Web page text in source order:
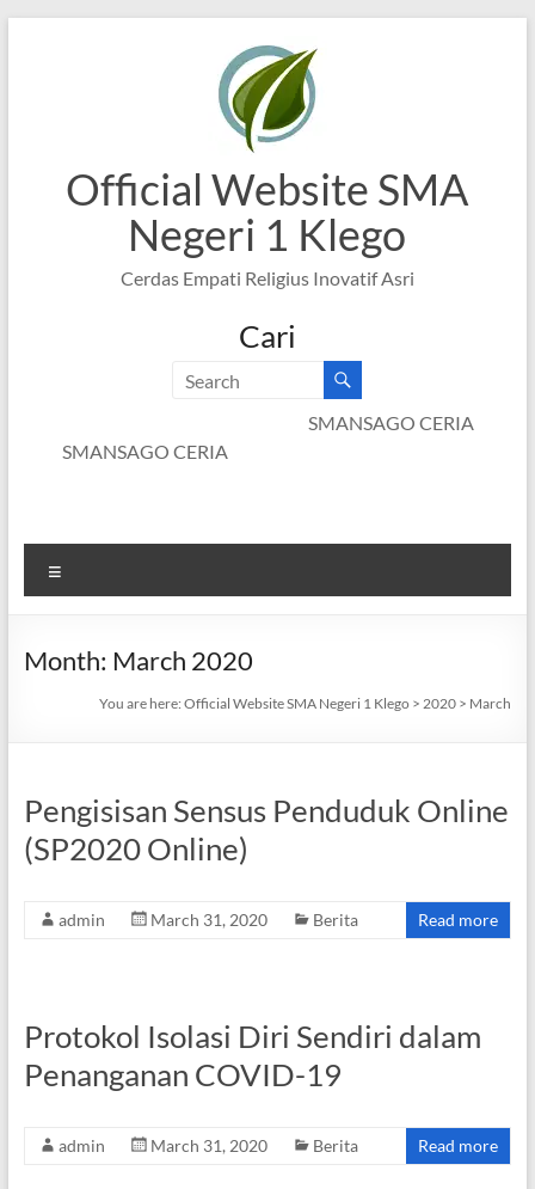
Official Website SMA
Negeri 1 Klego
Cerdas Empati Religius Inovatif Asri
Cari
SMANSAGO CERIA
SMANSAGO CERIA
Month: March 2020
You are here:Official Website SMA Negeri 1 Klego >2020 > March
Pengisisan Sensus Penduduk Online
(SP2020 Online)
admin March 31, 2020 Berita Read more
Protokol Isolasi Diri Sendiri dalam
Penanganan COVID-19
admin March 31, 2020 Berita Read more